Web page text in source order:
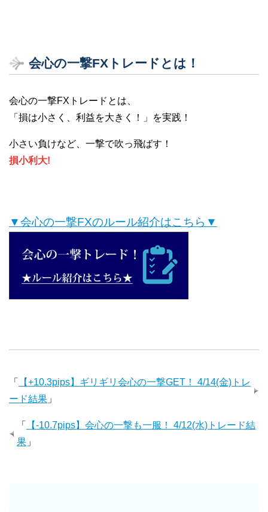
会心の一撃FXトレードとは！
会心の一撃FXトレードとは、
「損は小さく、利益を大きく！」を実践！
小さい負けなど、一撃で吹っ飛ばす！
損小利大!
▼会心の一撃FXのルール紹介はこちら▼
「
【+10.3pips】ギリギリ会心の一撃GET！ 4/14(金)トレ
ード結果 」
「
【-10.7pips】会心の一撃も一服！ 4/12(水)トレード結
果 」